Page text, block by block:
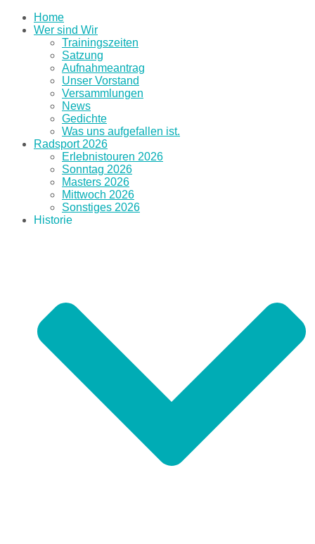
Home
Wer sind Wir
Trainingszeiten
Satzung
Aufnahmeantrag
Unser Vorstand
Versammlungen
News
Gedichte
Was uns aufgefallen ist.
Radsport 2026
Erlebnistouren 2026
Sonntag 2026
Masters 2026
Mittwoch 2026
Sonstiges 2026
Historie